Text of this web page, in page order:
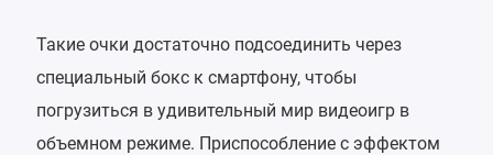
Такие очки достаточно подсоединить через
специальный бокс к смартфону, чтобы
погрузиться в удивительный мир видеоигр в
объемном режиме. Приспособление с эффектом